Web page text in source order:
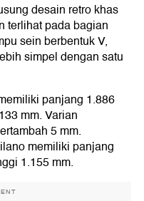
desain retro khas
terlihat pada bagian
sein berbentuk V,
simpel dengan satu
panjang 1.886
mm. Varian
5 mm.
memiliki panjang
1.155 mm.